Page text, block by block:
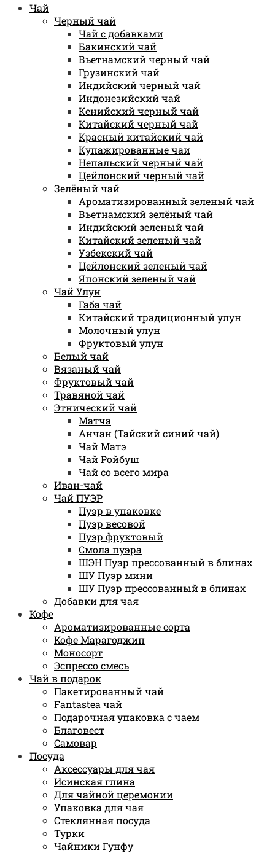
Чай
Черный чай
Чай с добавками
Бакинский чай
Вьетнамский черный чай
Грузинский чай
Индийский черный чай
Индонезийский чай
Кенийский черный чай
Китайский черный чай
Красный китайский чай
Купажированные чаи
Непальский черный чай
Цейлонский черный чай
Зелёный чай
Ароматизированный зеленый чай
Вьетнамский зелёный чай
Индийский зеленый чай
Китайский зеленый чай
Узбекский чай
Цейлонский зеленый чай
Японский зеленый чай
Чай Улун
Габа чай
Китайский традиционный улун
Молочный улун
Фруктовый улун
Белый чай
Вязаный чай
Фруктовый чай
Травяной чай
Этнический чай
Матча
Анчан (Тайский синий чай)
Чай Матэ
Чай Ройбуш
Чай со всего мира
Иван-чай
Чай ПУЭР
Пуэр в упаковке
Пуэр весовой
Пуэр фруктовый
Смола пуэра
ШЭН Пуэр прессованный в блинах
ШУ Пуэр мини
ШУ Пуэр прессованный в блинах
Добавки для чая
Кофе
Ароматизированные сорта
Кофе Марагоджип
Моносорт
Эспрессо смесь
Чай в подарок
Пакетированный чай
Fantastea чай
Подарочная упаковка с чаем
Благовест
Самовар
Посуда
Аксессуары для чая
Исинская глина
Для чайной церемонии
Упаковка для чая
Стеклянная посуда
Турки
Чайники Гунфу